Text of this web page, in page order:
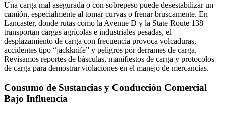
Una carga mal asegurada o con sobrepeso puede desestabilizar un
camión, especialmente al tomar curvas o frenar bruscamente. En
Lancaster, donde rutas como la Avenue D y la State Route 138
transportan cargas agrícolas e industriales pesadas, el
desplazamiento de carga con frecuencia provoca volcaduras,
accidentes tipo “jackknife” y peligros por derrames de carga.
Revisamos reportes de básculas, manifiestos de carga y protocolos
de carga para demostrar violaciones en el manejo de mercancías.
Consumo de Sustancias y Conducción Comercial
Bajo Influencia